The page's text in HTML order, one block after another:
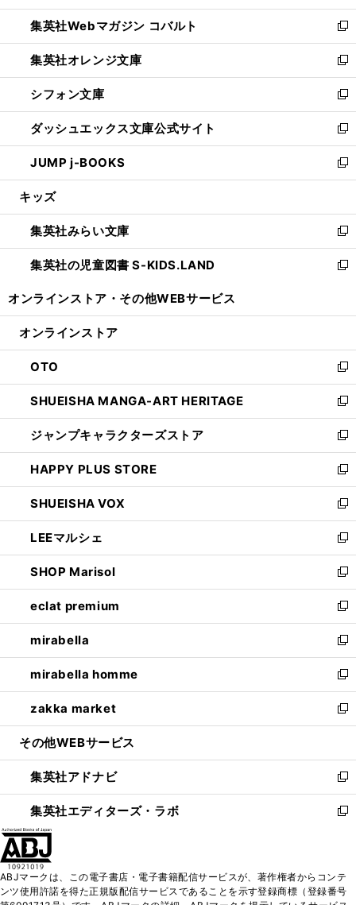
開
く
ウ
で
開
く
ン
ド
ウ
で
開
く
ウ
ィ
ン
ド
ウ
で
開
く
集英社Webマガジン コバルト
新
し
い
ウ
ィ
ン
ド
ウ
で
開
集英社オレンジ文庫
新
し
い
ウ
ィ
ン
ド
ウ
開
く
シフォン文庫
新
し
い
ウ
ィ
ン
ウ
で
開
く
ダッシュエックス文庫公式サイト
新
し
い
ウ
ン
ド
ウ
で
JUMP j-BOOKS
新
し
ウ
ィ
ン
ド
開
キッズ
集英社みらい文庫
新
し
い
ン
ウ
で
開
く
集英社の児童図書 S-KIDS.LAND
新
ウ
ン
ド
ウ
で
開
く
オンラインストア・ その他WEBサービス
オンラインストア
OTO
新
し
い
ウ
ィ
ン
ド
ウ
で
開
く
SHUEISHA MANGA-ART HERITAGE
新
し
い
ウ
ィ
ン
ド
ウ
で
開
く
ジャンプキャラクターズストア
新
し
い
ウ
ィ
ン
ド
ウ
で
開
く
HAPPY PLUS STORE
新
し
い
ウ
ィ
ン
ド
ウ
で
開
く
SHUEISHA VOX
新
し
い
ウ
ィ
ン
ド
ウ
で
開
く
LEEマルシェ
新
し
い
ウ
ィ
ン
ド
ウ
で
開
く
SHOP Marisol
新
し
い
ウ
ィ
ン
ド
ウ
で
開
eclat premium
新
し
い
ウ
ィ
ン
ド
ウ
開
く
mirabella
新
し
い
ウ
ィ
ン
ウ
で
開
く
mirabella homme
新
し
い
ウ
ン
ド
ウ
で
zakka market
新
し
ウ
ィ
ン
ド
く
その他WEBサービス
集英社アドナビ
新
し
い
ド
ウ
集英社エディターズ・ラボ
新
ィ
ン
ABJマークは、この電子書店・電子書籍配信サービスが、著作権者からコンテ
ンツ使用許諾を得た正規版配信サービスであることを示す登録商標（登録番号